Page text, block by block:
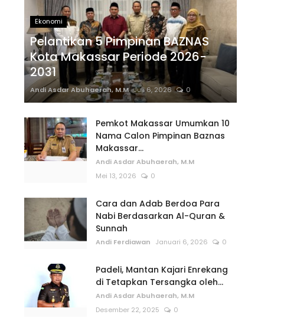
Ekonomi
Pelantikan 5 Pimpinan BAZNAS
Kota Makassar Periode 2026-
2031
Andi Asdar Abuhaerah, M.M Juli 6, 2026 0
Pemkot Makassar Umumkan 10
Nama Calon Pimpinan Baznas
Makassar...
Andi Asdar Abuhaerah, M.M
Mei 13, 2026
0
Cara dan Adab Berdoa Para
Nabi Berdasarkan Al-Quran &
Sunnah
Andi Ferdiawan Januari 6, 2026 0
Padeli, Mantan Kajari Enrekang
di Tetapkan Tersangka oleh...
Andi Asdar Abuhaerah, M.M
Desember 22, 2025
0